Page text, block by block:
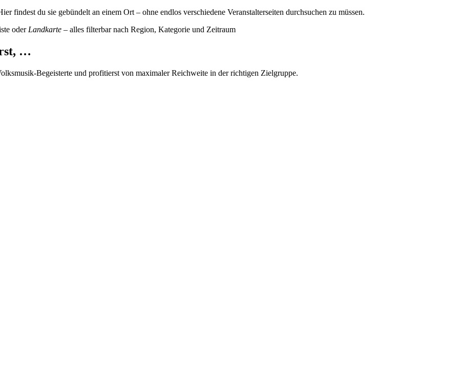
findest du sie gebündelt an einem Ort – ohne endlos verschiedene Veranstalterseiten durchsuchen zu müssen.
oder Landkarte – alles filterbar nach Region, Kategorie und Zeitraum
…
Begeisterte und profitierst von maximaler Reichweite in der richtigen Zielgruppe.